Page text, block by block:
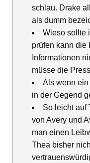
schlau. Drake
als dumm
Wieso sollte
prüfen kann die
Informationen
müsse die
Als wenn
in der Gegend
So leicht auf
von Avery und
man einen
Thea bisher